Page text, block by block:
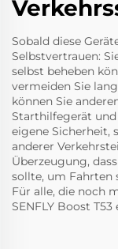
Sobald diese
Selbstvertrauen:
selbst beheben
vermeiden Sie
können Sie
Starthilfegerät
eigene Sicherheit,
anderer
Überzeugung,
sollte, um Fahrten
Für alle, die noch
SENFLY Boost T53